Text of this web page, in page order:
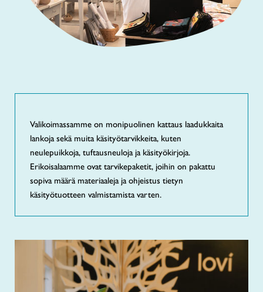
Valikoimassamme on monipuolinen kattaus laadukkaita
lankoja sekä muita käsityötarvikkeita, kuten
neulepuikkoja, tuftausneuloja ja käsityökirjoja.
Erikoisalaamme ovat tarvikepaketit, joihin on pakattu
sopiva määrä materiaaleja ja ohjeistus tietyn
käsityötuotteen valmistamista varten.